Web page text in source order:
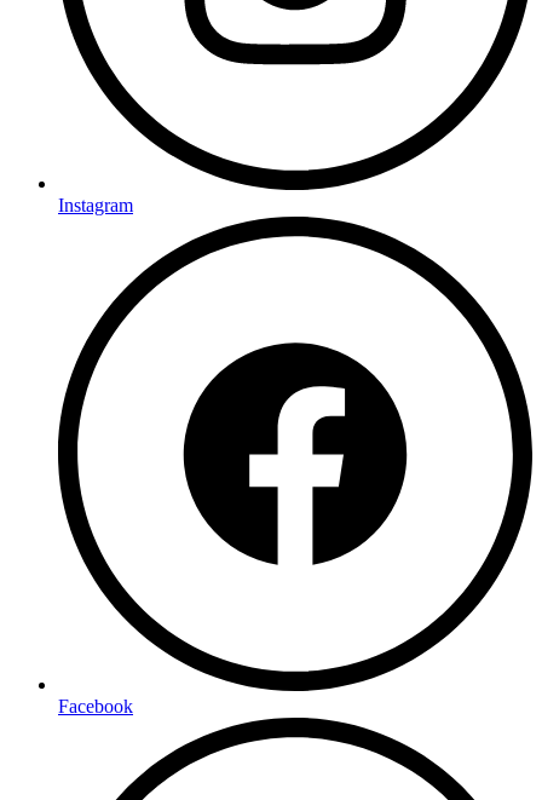
Instagram
Facebook